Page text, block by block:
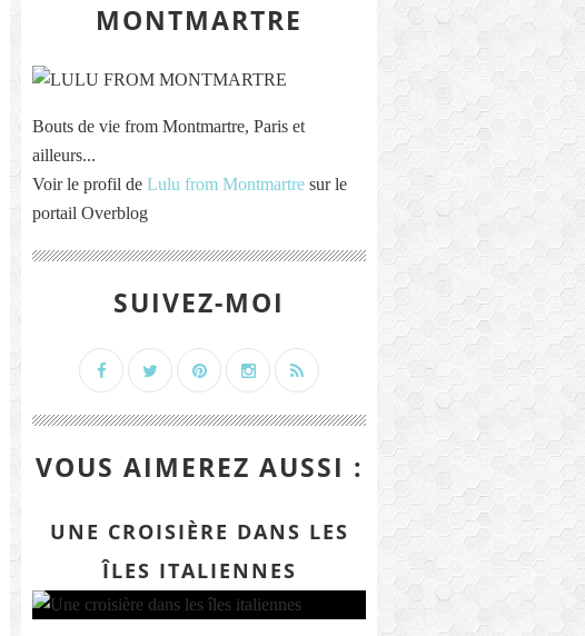
MONTMARTRE
Bouts de vie from Montmartre, Paris et
ailleurs...
Voir le profil de Lulu from Montmartre sur le
portail Overblog
SUIVEZ-MOI
VOUS AIMEREZ AUSSI :
UNE CROISIÈRE DANS LES
ÎLES ITALIENNES